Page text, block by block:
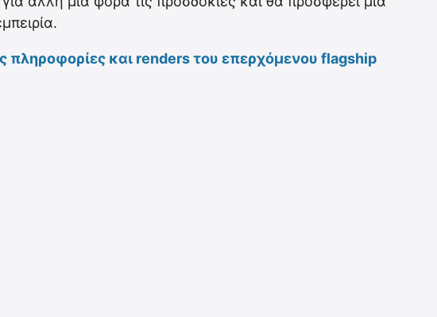
πληροφορίες και renders του επερχόμενου flagship